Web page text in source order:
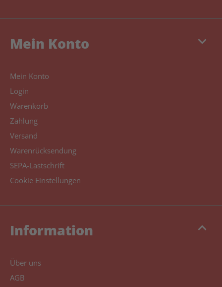
keyboard_arrow_down
Mein Konto
Mein Konto
Login
Warenkorb
Zahlung
Versand
Warenrücksendung
SEPA-Lastschrift
Cookie Einstellungen
keyboard_arrow_up
Information
Über uns
AGB